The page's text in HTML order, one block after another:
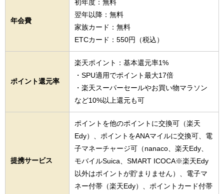
年会費
初年度：無料
翌年以降：無料
家族カード：無料
ETCカード：550円（税込）
ポイント還元率
楽天ポイント：基本還元率1%
・SPU適用でポイント最大17倍
・楽天スーパーセールやお買い物マラソン
など10%以上還元も可
提携サービス
ポイントを他のポイントに交換可（楽天
Edy）、ポイントをANAマイルに交換可、電
子マネーチャージ可（nanaco、楽天Edy、
モバイルSuica、SMART ICOCA※楽天Edy
以外はポイントが貯まりません）、電子マ
ネー付帯（楽天Edy）、ポイントカード付帯